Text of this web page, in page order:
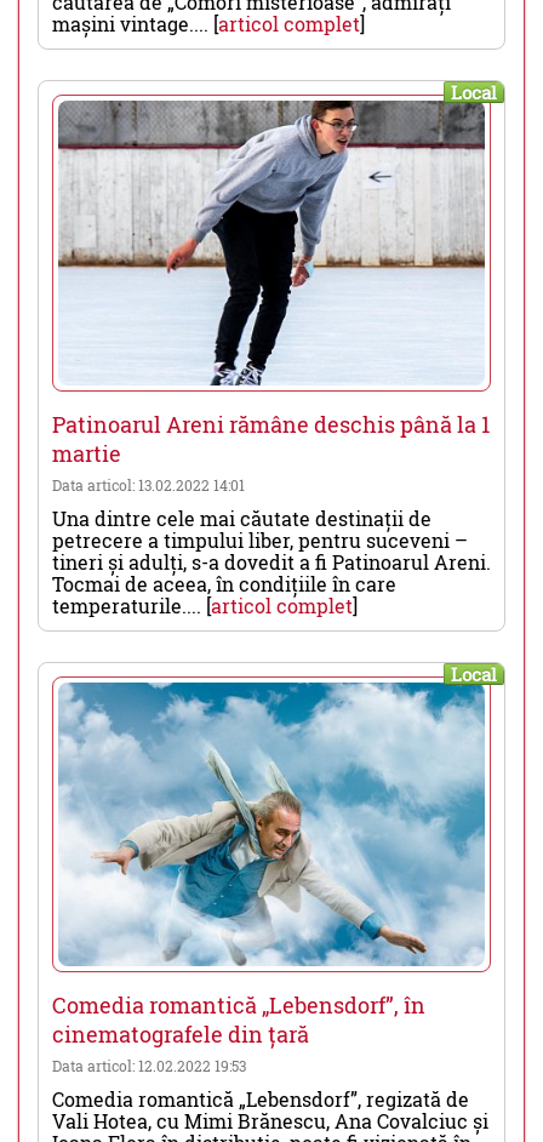
mașini vintage.... [articol complet]
Local
Patinoarul Areni rămâne deschis până la 1
martie
Data articol: 13.02.2022 14:01
Una dintre cele mai căutate destinații de
petrecere a timpului liber, pentru suceveni –
tineri și adulți, s-a dovedit a fi Patinoarul Areni.
Tocmai de aceea, în condițiile în care
temperaturile.... [articol complet]
Local
Comedia romantică „Lebensdorf”, în
cinematografele din țară
Data articol: 12.02.2022 19:53
Comedia romantică „Lebensdorf”, regizată de
Vali Hotea, cu Mimi Brănescu, Ana Covalciuc și